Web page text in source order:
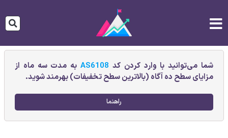
شما می‌توانید با وارد کردن کد AS6108به مدت سه ماه از
مزایای سطح ده آگاه (بالاترین سطح تخفیفات) بهرمند شوید.
راهنما